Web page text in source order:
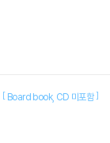
[ Board book CD 미포함]